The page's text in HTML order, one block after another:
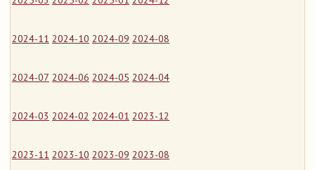
2024-11 2024-10 2024-09 2024-08
2024-07 2024-06 2024-05 2024-04
2024-03 2024-02 2024-01 2023-12
2023-11 2023-10 2023-09 2023-08